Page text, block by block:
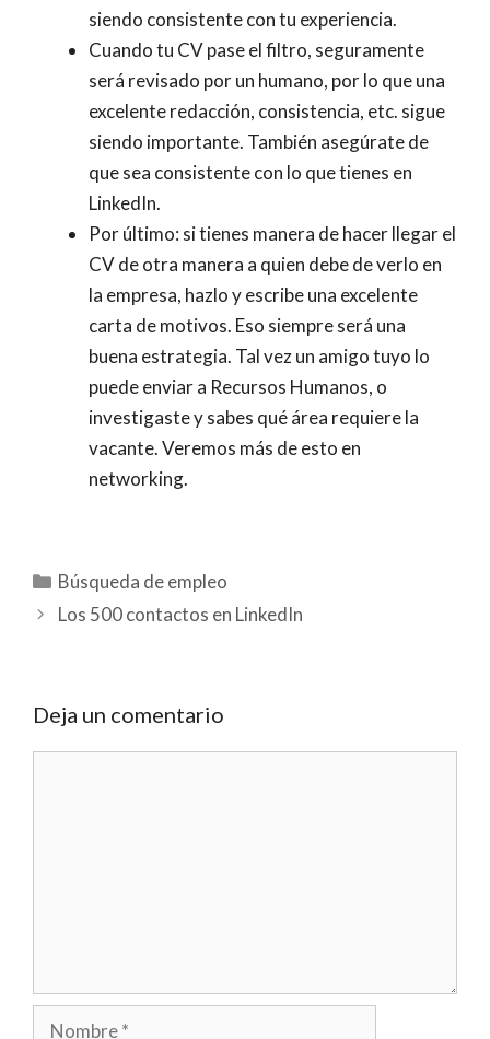
siendo consistente con tu experiencia.
Cuando tu CV pase el filtro, seguramente
será revisado por un humano, por lo que una
excelente redacción, consistencia, etc. sigue
siendo importante. También asegúrate de
que sea consistente con lo que tienes en
LinkedIn.
Por último: si tienes manera de hacer llegar el
CV de otra manera a quien debe de verlo en
la empresa, hazlo y escribe una excelente
carta de motivos. Eso siempre será una
buena estrategia. Tal vez un amigo tuyo lo
puede enviar a Recursos Humanos, o
investigaste y sabes qué área requiere la
vacante. Veremos más de esto en
networking.
Categorías
Búsqueda de empleo
Los 500 contactos en LinkedIn
Deja un comentario
Nombre